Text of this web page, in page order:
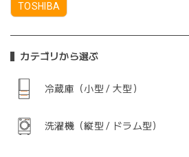
TOSHIBA
カテゴリから選ぶ
冷蔵庫（小型 / 大型）
洗濯機（縦型 / ドラム型）